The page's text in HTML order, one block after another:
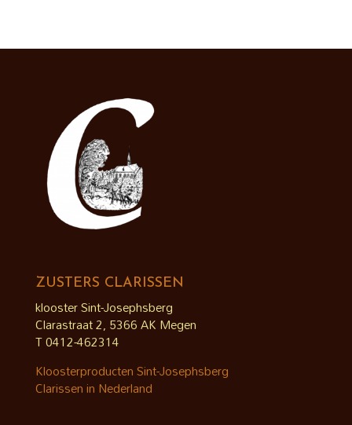
ZUSTERS CLARISSEN
klooster Sint-Josephsberg
Clarastraat 2, 5366 AK Megen
T 0412-462314
Kloosterproducten Sint-Josephsberg
Clarissen in Nederland